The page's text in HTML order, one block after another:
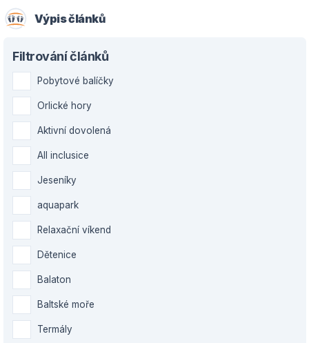
Výpis článků
Filtrování článků
Pobytové balíčky
Orlické hory
Aktivní dovolená
All inclusice
Jeseníky
aquapark
Relaxační víkend
Dětenice
Balaton
Baltské moře
Termály